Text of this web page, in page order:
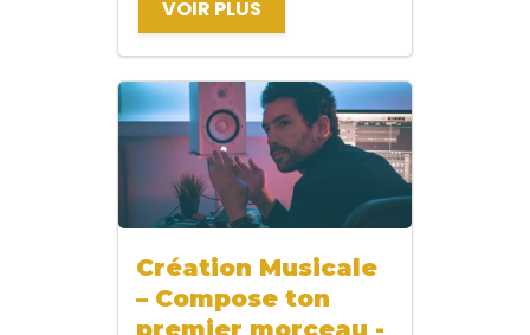
VOIR PLUS
Création Musicale
– Compose ton
premier morceau -